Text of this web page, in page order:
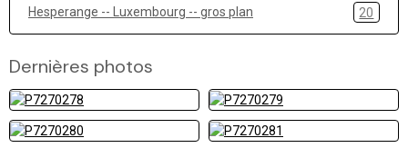
Hesperange -- Luxembourg -- gros plan 20
Dernières photos